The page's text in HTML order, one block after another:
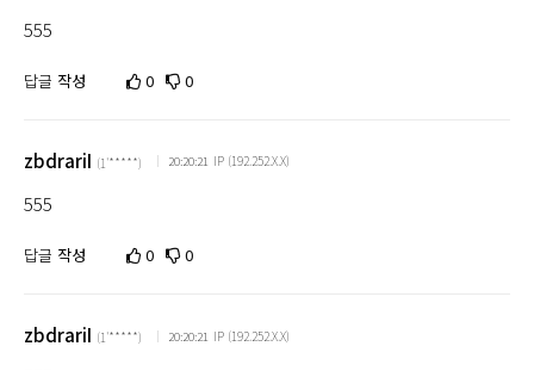
555
답글 작성 0 0
zbdrariI (1'*****) 20:20:21 IP (192.252.X.X)
555
답글 작성 0 0
zbdrariI (1'*****) 20:20:21 IP (192.252.X.X)